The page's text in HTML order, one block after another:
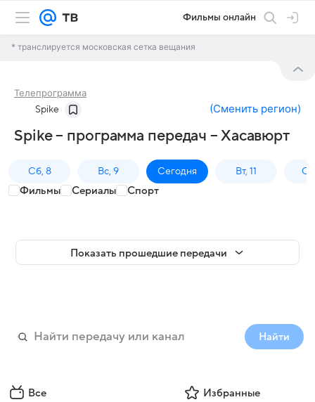
Фильмы онлайн
* транслируется московская сетка вещания
Телепрограмма
Spike (Сменить регион)
Spike – программа передач – Хасавюрт
Сб, 8 Вс, 9 Сегодня Вт, 11
Фильмы Сериалы Спорт
Показать прошедшие передачи
Найти
Все Избранные